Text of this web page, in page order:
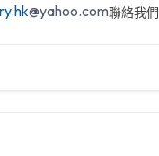
@yahoo.com聯絡我們